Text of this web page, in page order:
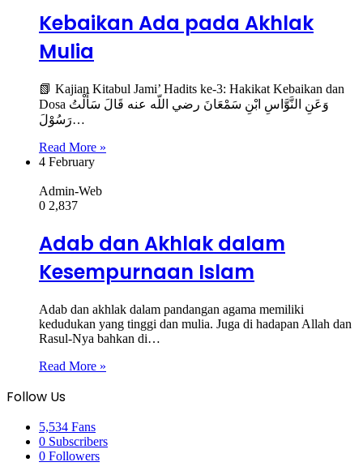
Kebaikan Ada pada Akhlak
Mulia
📗 Kajian Kitabul Jami’ Hadits ke-3: Hakikat Kebaikan dan
Dosa وَعَنِ النَّوَّاسِ ابْنِ سَمْعَانَ رضي اللّه عنه قَالَ سَأَلْتُ
رَسُوْلَ…
Read More »
4 February
Admin-Web
0 2,837
Adab dan Akhlak dalam
Kesempurnaan Islam
Adab dan akhlak dalam pandangan agama memiliki
kedudukan yang tinggi dan mulia. Juga di hadapan Allah dan
Rasul-Nya bahkan di…
Read More »
Follow Us
5,534 Fans
0 Subscribers
0 Followers